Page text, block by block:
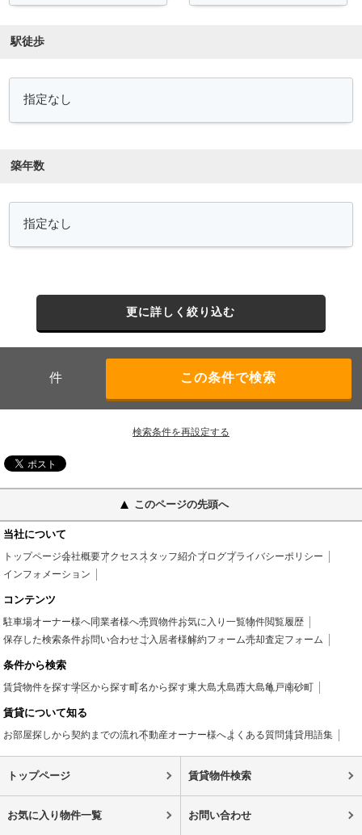
駅徒歩
築年数
更に詳しく絞り込む
件
検索条件を再設定する
このページの先頭へ
当社について
トップページ会社概要アクセススタッフ紹介ブログプライバシーポリシー
インフォメーション
コンテンツ
駐車場オーナー様へ同業者様へ売買物件お気に入り一覧物件閲覧履歴
保存した検索条件お問い合わせご入居者様解約フォーム売却査定フォーム
条件から検索
賃貸物件を探す学区から探す町名から探す東大島大島西大島亀戸南砂町
賃貸について知る
お部屋探しから契約までの流れ不動産オーナー様へよくある質問賃貸用語集
トップページ 賃貸物件検索
お気に入り物件一覧 お問い合わせ